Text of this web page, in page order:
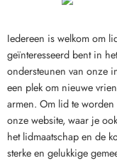
Iedereen is welkom om
geïnteresseerd bent in
ondersteunen van onze
een plek om nieuwe
armen. Om lid te
onze website, waar je
het lidmaatschap en de
sterke en gelukkige